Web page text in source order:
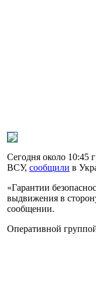
Сегодня около 10:45
ВСУ, сообщили в
«Гарантии
выдвижения в
сообщении.
Оперативной